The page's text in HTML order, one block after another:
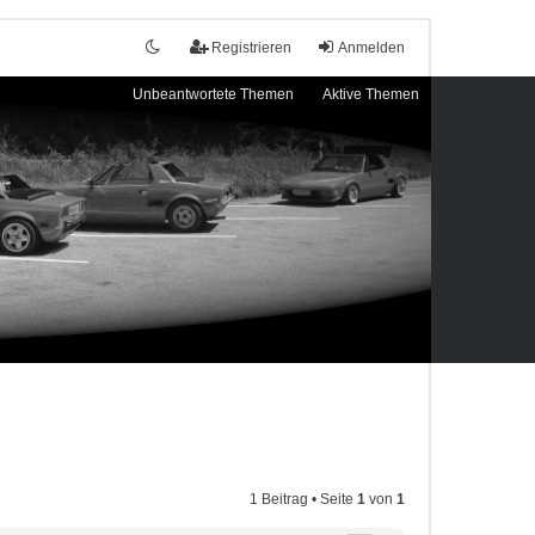
Anmelden
Registrieren
Unbeantwortete Themen Aktive Themen
1 Beitrag • Seite 1 von 1